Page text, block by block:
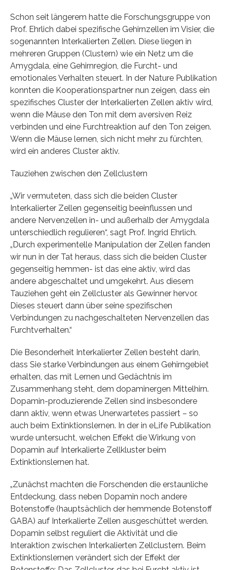
Schon seit längerem hatte die Forschungsgruppe von
Prof. Ehrlich dabei spezifische Gehirnzellen im Visier, die
sogenannten Interkalierten Zellen. Diese liegen in
mehreren Gruppen (Clustern) wie ein Netz um die
Amygdala, eine Gehirnregion, die Furcht- und
emotionales Verhalten steuert. In der Nature Publikation
konnten die Kooperationspartner nun zeigen, dass ein
spezifisches Cluster der Interkalierten Zellen aktiv wird,
wenn die Mäuse den Ton mit dem aversiven Reiz
verbinden und eine Furchtreaktion auf den Ton zeigen.
Wenn die Mäuse lernen, sich nicht mehr zu fürchten,
wird ein anderes Cluster aktiv.
Tauziehen zwischen den Zellclustern
„Wir vermuteten, dass sich die beiden Cluster
Interkalierter Zellen gegenseitig beeinflussen und
andere Nervenzellen in- und außerhalb der Amygdala
unterschiedlich regulieren“, sagt Prof. Ingrid Ehrlich.
„Durch experimentelle Manipulation der Zellen fanden
wir nun in der Tat heraus, dass sich die beiden Cluster
gegenseitig hemmen- ist das eine aktiv, wird das
andere abgeschaltet und umgekehrt. Aus diesem
Tauziehen geht ein Zellcluster als Gewinner hervor.
Dieses steuert dann über seine spezifischen
Verbindungen zu nachgeschalteten Nervenzellen das
Furchtverhalten.“
Die Besonderheit Interkalierter Zellen besteht darin,
dass Sie starke Verbindungen aus einem Gehirngebiet
erhalten, das mit Lernen und Gedächtnis im
Zusammenhang steht, dem dopaminergen Mittelhirn.
Dopamin-produzierende Zellen sind insbesondere
dann aktiv, wenn etwas Unerwartetes passiert – so
auch beim Extinktionslernen. In der in eLife Publikation
wurde untersucht, welchen Effekt die Wirkung von
Dopamin auf Interkalierte Zellkluster beim
Extinktionslernen hat.
„Zunächst machten die Forschenden die erstaunliche
Entdeckung, dass neben Dopamin noch andere
Botenstoffe (hauptsächlich der hemmende Botenstoff
GABA) auf Interkalierte Zellen ausgeschüttet werden.
Dopamin selbst reguliert die Aktivität und die
Interaktion zwischen Interkalierten Zellclustern. Beim
Extinktionslernen verändert sich der Effekt der